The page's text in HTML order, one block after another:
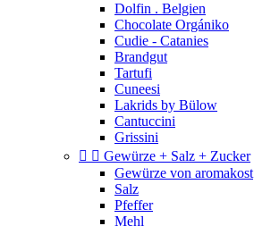
Dolfin . Belgien
Chocolate Orgániko
Cudie - Catanies
Brandgut
Tartufi
Cuneesi
Lakrids by Bülow
Cantuccini
Grissini
  Gewürze + Salz + Zucker
Gewürze von aromakost
Salz
Pfeffer
Mehl